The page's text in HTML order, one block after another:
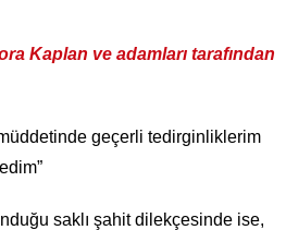
Kaplan ve adamları tarafından
geçerli tedirginliklerim
saklı şahit dilekçesinde ise,